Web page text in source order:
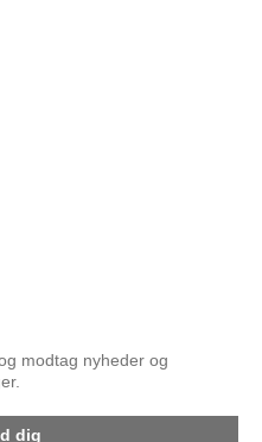
modtag nyheder og
dig